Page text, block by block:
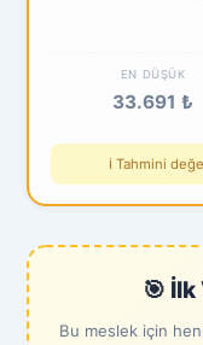
EN DÜŞÜK
33.691 ₺
ℹ️ Tahmini
🎯
Bu meslek için